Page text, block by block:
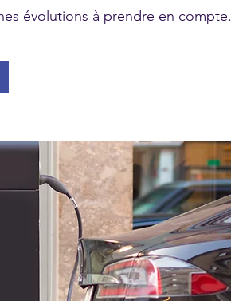
évolutions à prendre en compte.